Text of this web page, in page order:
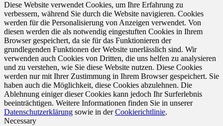
Diese Website verwendet Cookies, um Ihre Erfahrung zu
verbessern, während Sie durch die Website navigieren. Cookies
werden für die Personalisierung von Anzeigen verwendet. Von
diesen werden die als notwendig eingestuften Cookies in Ihrem
Browser gespeichert, da sie für das Funktionieren der
grundlegenden Funktionen der Website unerlässlich sind. Wir
verwenden auch Cookies von Dritten, die uns helfen zu analysieren
und zu verstehen, wie Sie diese Website nutzen. Diese Cookies
werden nur mit Ihrer Zustimmung in Ihrem Browser gespeichert. Sie
haben auch die Möglichkeit, diese Cookies abzulehnen. Die
Ablehnung einiger dieser Cookies kann jedoch Ihr Surferlebnis
beeinträchtigen. Weitere Informationen finden Sie in unserer
Datenschutzerklärung sowie in derCookierichtlinie.
Necessary